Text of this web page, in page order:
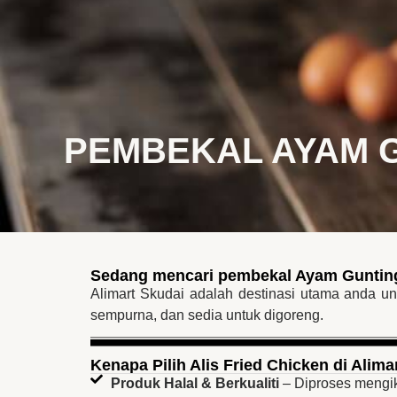
BM Utama
PEMBEKAL AYAM
Sedang mencari pembekal Ayam
Alimart Skudai adalah destinasi utama anda
sempurna, dan sedia untuk digoreng.
Kenapa Pilih Alis Fried Chicken di
Produk Halal & Berkualiti– Diproses